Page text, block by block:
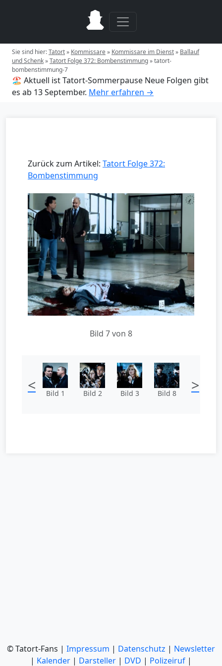
Sie sind hier:Tatort» Kommissare» Kommissare im Dienst» Ballauf
und Schenk»Tatort Folge 372: Bombenstimmung»tatort-
bombenstimmung-7
🏖️ Aktuell ist Tatort-Sommerpause Neue Folgen gibt
es ab 13 September. Mehr erfahren →
Zurück zum Artikel: Tatort Folge 372:
Bombenstimmung
Bild 7 von 8
< Bild 1 Bild 2 Bild 3 Bild 8 >
© Tatort-Fans | Impressum | Datenschutz | Newsletter
| Kalender | Darsteller | DVD | Polizeiruf |